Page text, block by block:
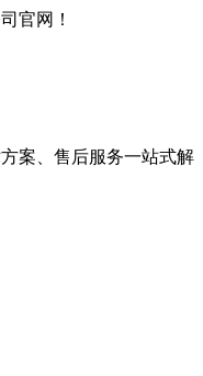
官网！
案、售后服务一站式解